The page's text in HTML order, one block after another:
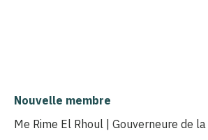
Nouvelle membre
Me Rime El Rhoul | Gouverneure de